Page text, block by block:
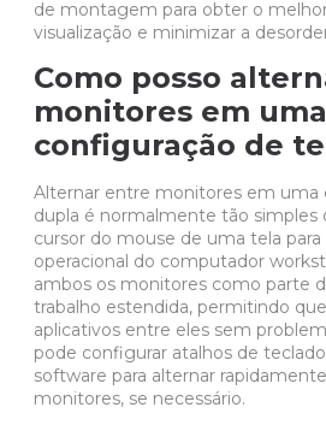
de montagem para obter o
visualização e minimizar a
Como posso
monitores em uma
configuração de
Alternar entre monitores em uma
dupla é normalmente tão simples
cursor do mouse de uma tela para
operacional do computador
ambos os monitores como parte
trabalho estendida, permitindo
aplicativos entre eles sem
pode configurar atalhos de teclado
software para alternar
monitores, se necessário.